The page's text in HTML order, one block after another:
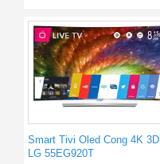
Smart Tivi Oled Cong 4K 3D
LG 55EG920T